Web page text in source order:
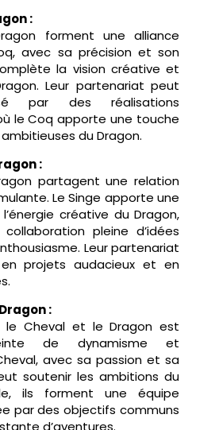
:
forment une alliance
avec sa précision et son
la vision créative et
Leur partenariat peut
par des réalisations
le Coq apporte une touche
du Dragon.
:
partagent une relation
Le Singe apporte une
créative du Dragon,
pleine d’idées
Leur partenariat
projets audacieux et en
:
le Cheval et le Dragon est
de dynamisme et
avec sa passion et sa
soutenir les ambitions du
ils forment une équipe
par des objectifs communs
d’aventures.